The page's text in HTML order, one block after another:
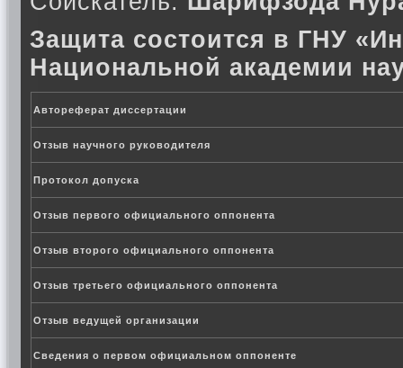
Защита состоится в ГНУ
Национальной академии
Автореферат диссертации
Отзыв научного руководителя
Протокол допуска
Отзыв первого официального оппонента
Отзыв второго официального оппонента
Отзыв третьего официального оппонента
Отзыв ведущей организации
Сведения о первом официальном оппоненте